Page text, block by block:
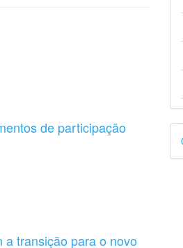
de participação
transição para o novo